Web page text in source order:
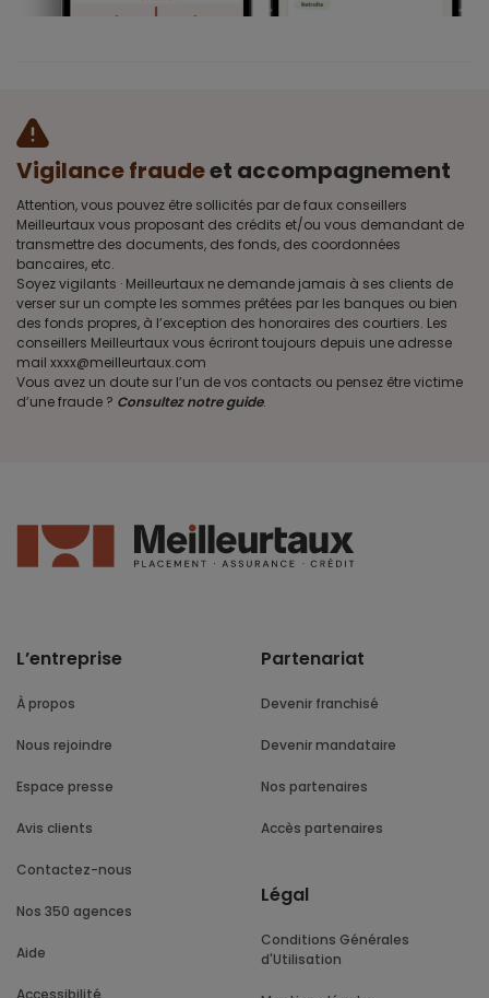
Vigilance fraudeet accompagnement
Attention, vous pouvez être sollicités par de faux conseillers
Meilleurtaux vous proposant des crédits et/ou vous demandant de
transmettre des documents, des fonds, des coordonnées
bancaires, etc.
Soyez vigilants · Meilleurtaux ne demande jamais à ses clients de
verser sur un compte les sommes prêtées par les banques ou bien
des fonds propres, à l’exception des honoraires des courtiers. Les
conseillers Meilleurtaux vous écriront toujours depuis une adresse
mail xxxx@meilleurtaux.com
Vous avez un doute sur l’un de vos contacts ou pensez être victime
d’une fraude ? Consultez notre guide.
L’entreprise
À propos
Nous rejoindre
Espace presse
Avis clients
Contactez-nous
Nos 350 agences
Aide
Accessibilité
Partenariat
Devenir franchisé
Devenir mandataire
Nos partenaires
Accès partenaires
Légal
Conditions Générales
d'Utilisation